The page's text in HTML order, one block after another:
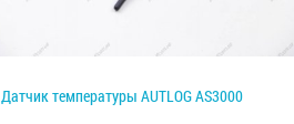
Датчик температуры AUTLOG AS3000